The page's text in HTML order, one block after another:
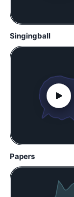
Singingball
Papers